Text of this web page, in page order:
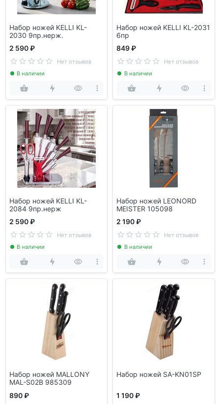
Набор ножей KELLI KL-
2030 9пр.нерж.
2 590 ₽
Нет отзывов
В наличии
Набор ножей KELLI KL-2031
6пр
849 ₽
Нет отзывов
В наличии
Набор ножей KELLI KL-
2084 9пр.нерж
2 590 ₽
Нет отзывов
В наличии
Набор ножей LEONORD
MEISTER 105098
2 190 ₽
Нет отзывов
В наличии
Набор ножей MALLONY
MAL-S02B 985309
890 ₽
Набор ножей SA-KN01SP
1 190 ₽